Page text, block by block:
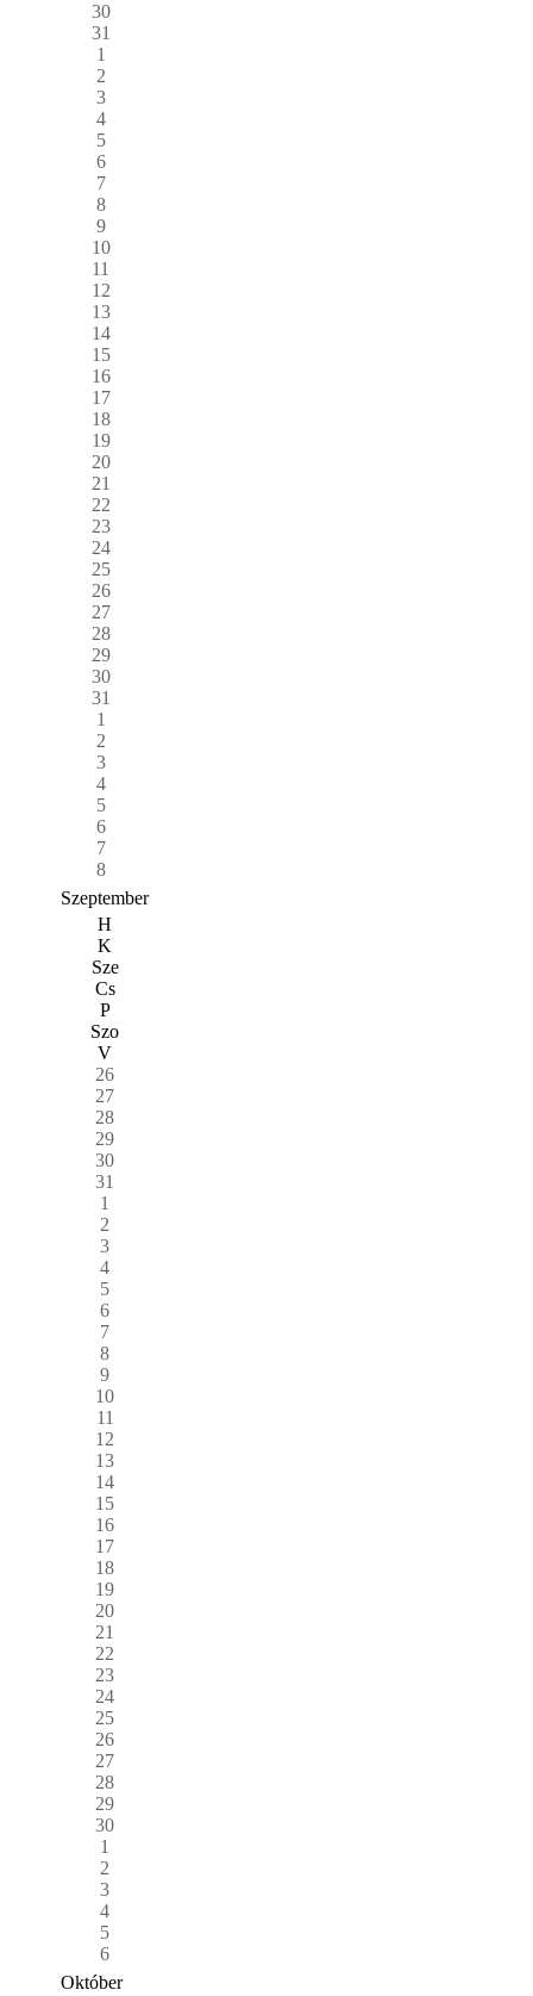
30
31
1
2
3
4
5
6
7
8
9
10
11
12
13
14
15
16
17
18
19
20
21
22
23
24
25
26
27
28
29
30
31
1
2
3
4
5
6
7
8
Szeptember
H
K
Sze
Cs
P
Szo
V
26
27
28
29
30
31
1
2
3
4
5
6
7
8
9
10
11
12
13
14
15
16
17
18
19
20
21
22
23
24
25
26
27
28
29
30
1
2
3
4
5
6
Október